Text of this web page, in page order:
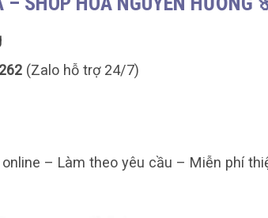
(Zalo hỗ trợ 24/7)
– Làm theo yêu cầu – Miễn phí